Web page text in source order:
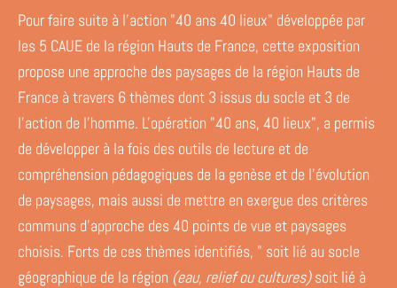
Pour faire suite à l'action "40 ans 40 lieux" développée par
les 5 CAUE de la région Hauts de France, cette exposition
propose une approche des paysages de la région Hauts de
France à travers 6 thèmes dont 3 issus du socle et 3 de
l'action de l'homme. L'opération "40 ans, 40 lieux", a permis
de développer à la fois des outils de lecture et de
compréhension pédagogiques de la genèse et de l'évolution
de paysages, mais aussi de mettre en exergue des critères
communs d'approche des 40 points de vue et paysages
choisis. Forts de ces thèmes identifiés, " soit lié au socle
géographique de la région (eau, relief ou cultures)soit lié à